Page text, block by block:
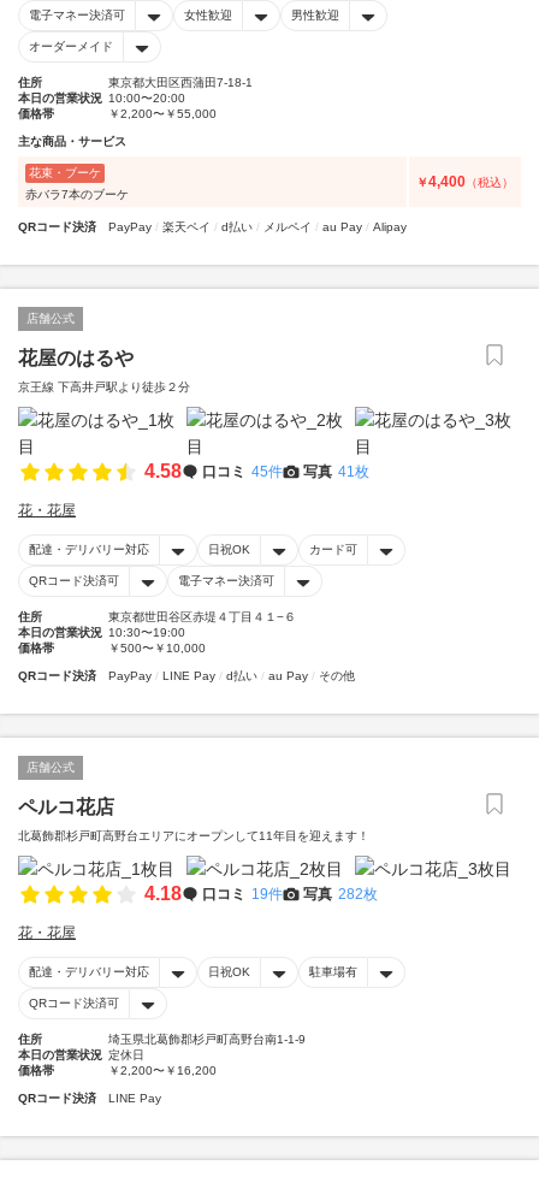
電子マネー決済可 女性歓迎 男性歓迎
オーダーメイド
住所
東京都大田区西蒲田7-18-1
本日の営業状況 10:00〜20:00
価格帯
￥2,200〜￥55,000
主な商品・サービス
花束・ブーケ
赤バラ7本のブーケ
￥4,400 （税込）
QRコード決済 PayPay 楽天ペイ d払い メルペイ au Pay Alipay
店舗公式
花屋のはるや
京王線 下高井戸駅より徒歩２分
4.58 口コミ 45件 写真 41枚
花・花屋
配達・デリバリー対応 日祝OK カード可
QRコード決済可 電子マネー決済可
住所
東京都世田谷区赤堤４丁目４１−６
本日の営業状況 10:30〜19:00
価格帯
￥500〜￥10,000
QRコード決済 PayPay LINE Pay d払い au Pay その他
店舗公式
ペルコ花店
北葛飾郡杉戸町高野台エリアにオープンして11年目を迎えます！
4.18 口コミ 19件 写真 282枚
花・花屋
配達・デリバリー対応 日祝OK 駐車場有
QRコード決済可
住所
埼玉県北葛飾郡杉戸町高野台南1-1-9
本日の営業状況 定休日
価格帯
￥2,200〜￥16,200
QRコード決済 LINE Pay